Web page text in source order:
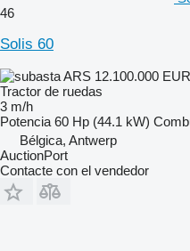
46
Solis 60
ARS 12.100.000
Tractor de ruedas
3 m/h
Potencia 60 Hp (44.1 kW)
Bélgica, Antwerp
AuctionPort
Contacte con el vendedor